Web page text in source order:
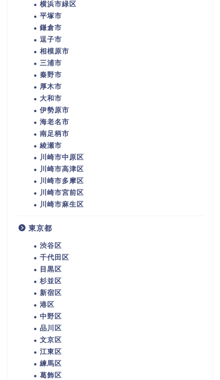
横浜市緑区
平塚市
鎌倉市
逗子市
相模原市
三浦市
秦野市
厚木市
大和市
伊勢原市
海老名市
南足柄市
綾瀬市
川崎市中原区
川崎市高津区
川崎市多摩区
川崎市宮前区
川崎市麻生区
東京都
渋谷区
千代田区
目黒区
杉並区
新宿区
港区
中野区
品川区
文京区
江東区
練馬区
葛飾区